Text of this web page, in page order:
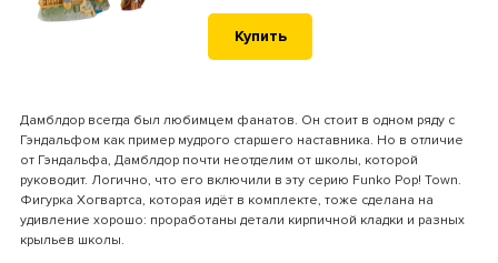
Купить
Дамблдор всегда был любимцем фанатов. Он стоит в одном ряду с
Гэндальфом как пример мудрого старшего наставника. Но в отличие
от Гэндальфа, Дамблдор почти неотделим от школы, которой
руководит. Логично, что его включили в эту серию Funko Pop! Town.
Фигурка Хогвартса, которая идёт в комплекте, тоже сделана на
удивление хорошо: проработаны детали кирпичной кладки и разных
крыльев школы.